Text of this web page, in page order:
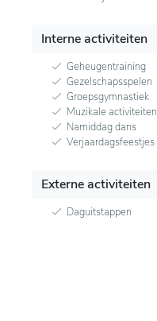
Interne activiteiten
Geheugentraining
Gezelschapsspelen
Groepsgymnastiek
Muzikale activiteiten
Namiddag dans
Verjaardagsfeestjes
Externe activiteiten
Daguitstappen